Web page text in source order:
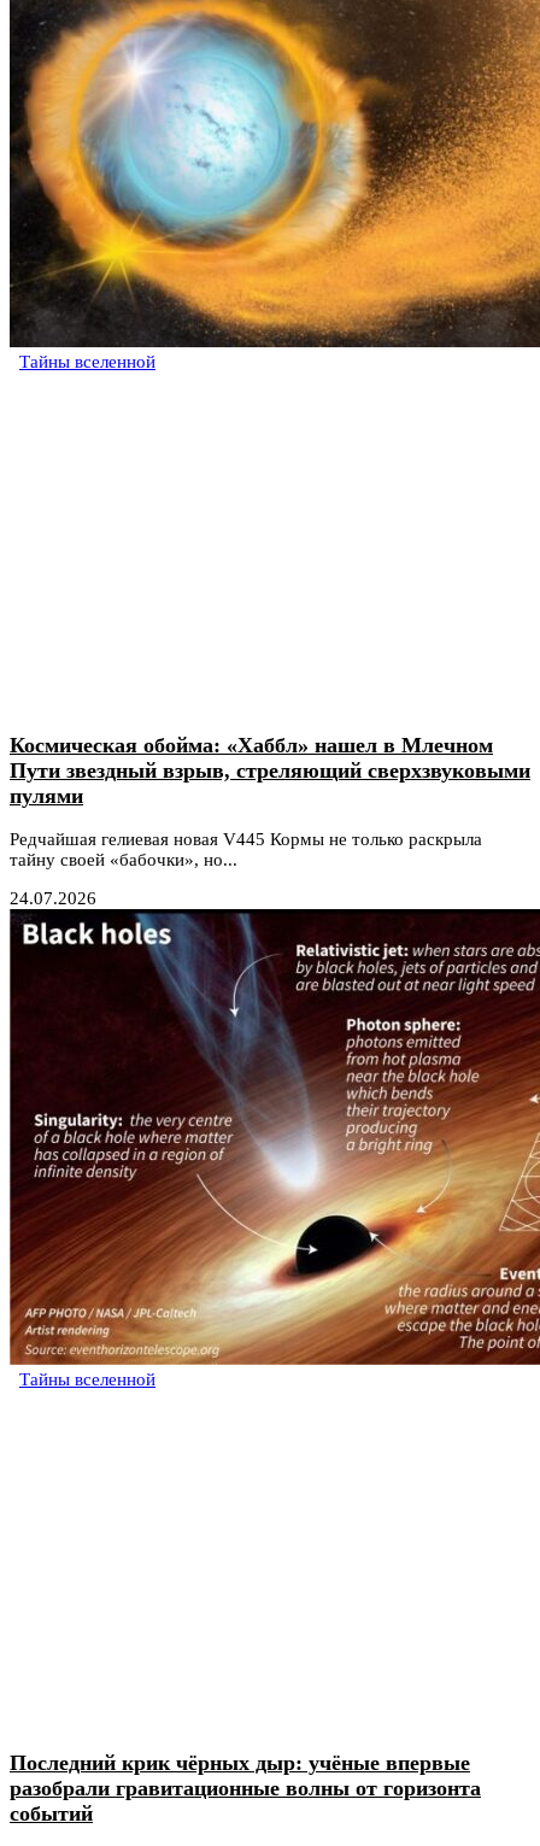
Тайны вселенной
Космическая обойма: «Хаббл» нашел в Млечном
Пути звездный взрыв, стреляющий сверхзвуковыми
пулями
Редчайшая гелиевая новая V445 Кормы не только раскрыла
тайну своей «бабочки», но...
24.07.2026
Тайны вселенной
Последний крик чёрных дыр: учёные впервые
разобрали гравитационные волны от горизонта
событий